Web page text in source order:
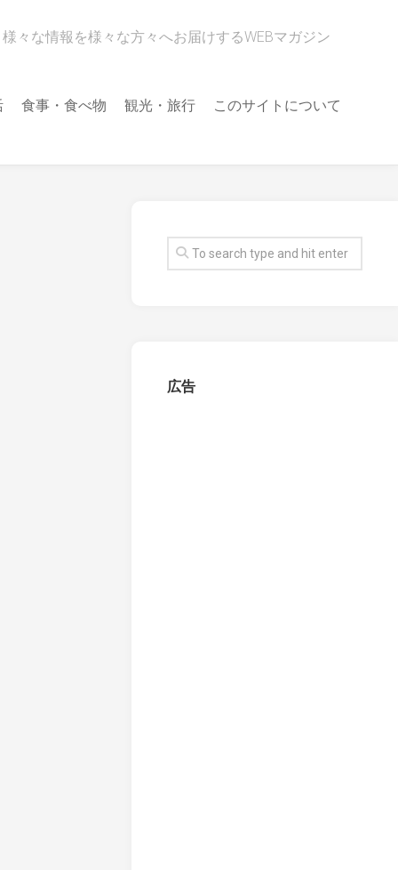
様々な情報を様々な方々へお届けするWEBマガジン
食事・食べ物 観光・旅行 このサイトについて
広告